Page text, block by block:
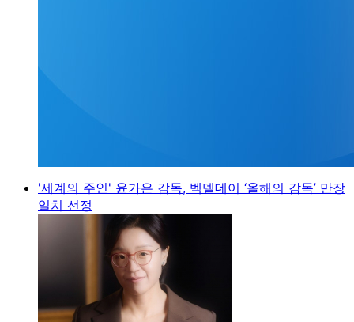
'세계의 주인' 윤가은 감독, 벡델데이 ‘올해의 감독’ 만장
일치 선정